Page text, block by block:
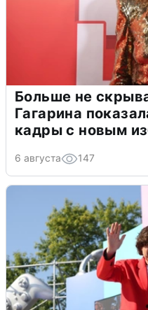
Больше не
Гагарина
кадры с новым
6 августа 147